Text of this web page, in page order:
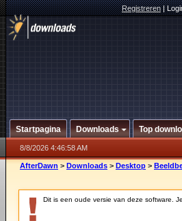
Registreren|
Startpagina Downloads Top
8/8/2026 4:46:58 AM
AfterDawn > Downloads > Desktop >
Dit is een oude versie van deze software.